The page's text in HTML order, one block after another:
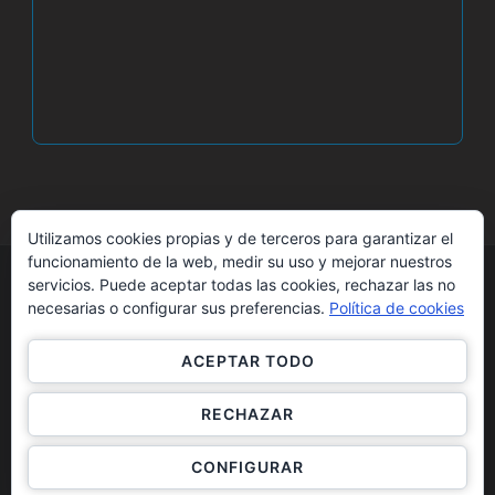
derechos reservados.
Blossom Spa | Desarrollado por
Themes.Funciona conWordPress.Política de
Privacidad
Utilizamos cookies propias y de terceros para garantizar el
funcionamiento de la web, medir su uso y mejorar nuestros
servicios. Puede aceptar todas las cookies, rechazar las no
necesarias o configurar sus preferencias. Política de cookies
ACEPTAR TODO
RECHAZAR
CONFIGURAR